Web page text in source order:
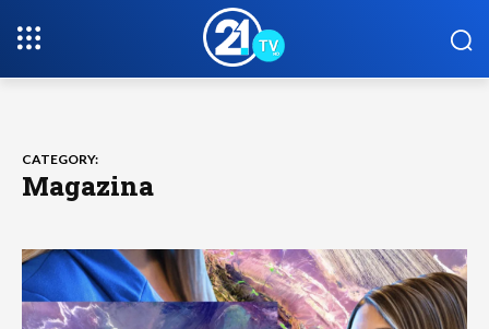
CATEGORY:
Magazina